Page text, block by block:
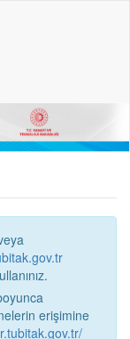
erişimine